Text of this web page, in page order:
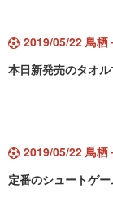
2019/05/22 鳥栖
本日新発売のタオ
2019/05/22 鳥栖
定番のシュートゲ